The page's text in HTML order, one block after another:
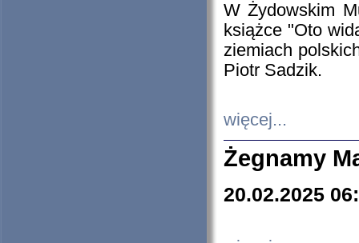
W Żydowskim
książce "Oto
ziemiach
Piotr Sadzik.
więcej...
Żegnamy
20.02.2025